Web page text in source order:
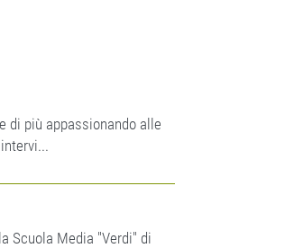
più appassionando alle
Scuola Media "Verdi" di